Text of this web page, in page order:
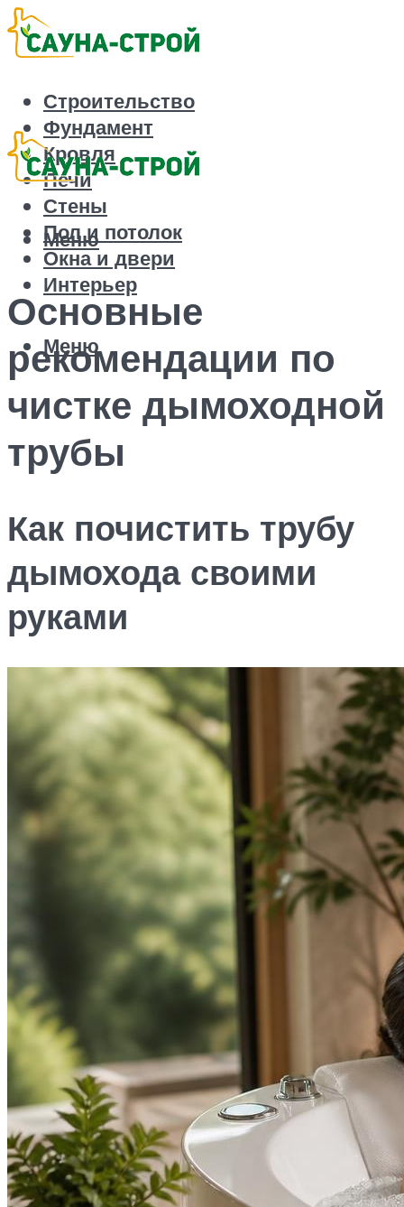
Строительство
Фундамент
Кровля
Печи
Стены
Пол и потолок
Окна и двери
Интерьер
Меню
Меню
Основные
рекомендации по
чистке дымоходной
трубы
Как почистить трубу
дымохода своими
руками